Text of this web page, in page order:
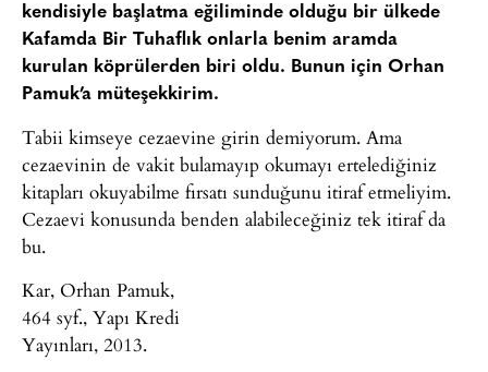
kendisiyle başlatma eğiliminde olduğu bir ülkede
Kafamda Bir Tuhaflık onlarla benim aramda
kurulan köprülerden biri oldu. Bunun için Orhan
Pamuk’a müteşekkirim.
Tabii kimseye cezaevine girin demiyorum. Ama
cezaevinin de vakit bulamayıp okumayı ertelediğiniz
kitapları okuyabilme fırsatı sunduğunu itiraf etmeliyim.
Cezaevi konusunda benden alabileceğiniz tek itiraf da
bu.
Kar, Orhan Pamuk,
464 syf., Yapı Kredi
Yayınları, 2013.